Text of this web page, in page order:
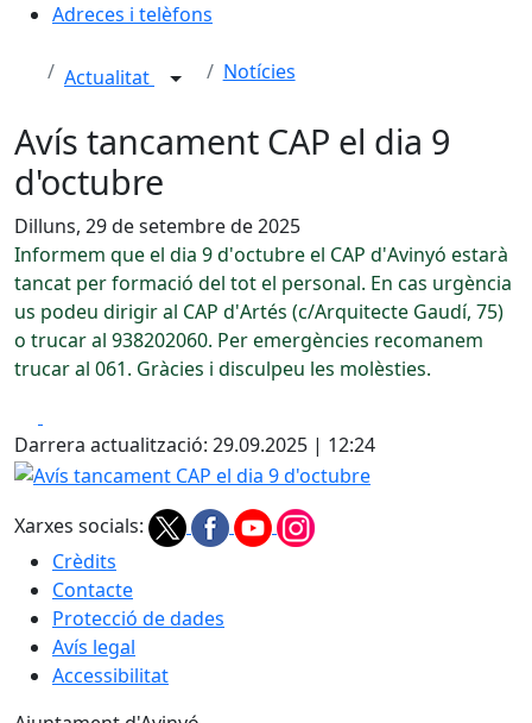
Adreces i telèfons
Actualitat Notícies
Avís tancament CAP el dia 9
d'octubre
Dilluns, 29 de setembre de 2025
Informem que el dia 9 d'octubre el CAP d'Avinyó estarà
tancat per formació del tot el personal. En cas urgència
us podeu dirigir al CAP d'Artés (c/Arquitecte Gaudí, 75)
o trucar al 938202060. Per emergències recomanem
trucar al 061. Gràcies i disculpeu les molèsties.
Darrera actualització: 29.09.2025 | 12:24
Avís tancament CAP el dia 9 d'octubre
Xarxes socials:
Crèdits
Contacte
Protecció de dades
Avís legal
Accessibilitat